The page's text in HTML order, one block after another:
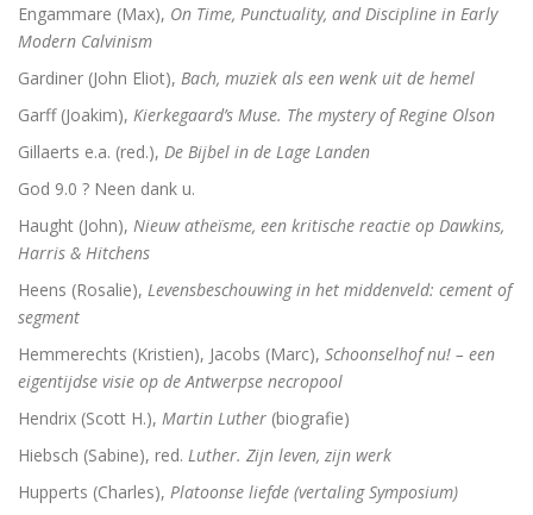
Engammare (Max), On Time, Punctuality, and Discipline in Early
Modern Calvinism
Gardiner (John Eliot), Bach, muziek als een wenk uit de hemel
Garff (Joakim), Kierkegaard’s Muse. The mystery of Regine Olson
Gillaerts e.a. (red.), De Bijbel in de Lage Landen
God 9.0 ? Neen dank u.
Haught (John), Nieuw atheïsme, een kritische reactie op Dawkins,
Harris & Hitchens
Heens (Rosalie), Levensbeschouwing in het middenveld: cement of
segment
Hemmerechts (Kristien), Jacobs (Marc), Schoonselhof nu! – een
eigentijdse visie op de Antwerpse necropool
Hendrix (Scott H.), Martin Luther (biografie)
Hiebsch (Sabine), red. Luther. Zijn leven, zijn werk
Hupperts (Charles), Platoonse liefde (vertaling Symposium)